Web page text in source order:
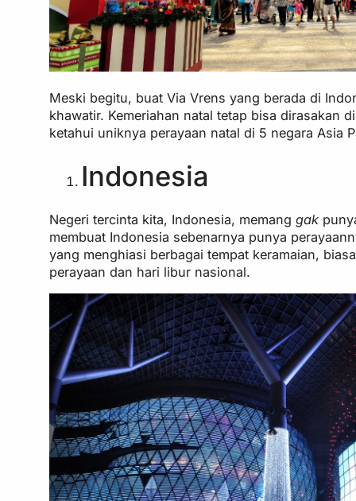
Meski begitu, buat Via Vrens yang berada di
khawatir. Kemeriahan natal tetap bisa dirasakan
ketahui uniknya perayaan natal di 5 negara Asia
Indonesia
Negeri tercinta kita, Indonesia, memanggak
membuat Indonesia sebenarnya punya
yang menghiasi berbagai tempat keramaian,
perayaan dan hari libur nasional.